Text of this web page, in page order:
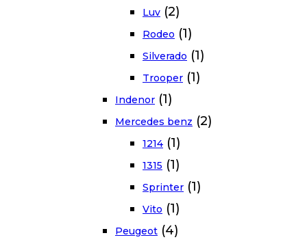
Luv (2)
Rodeo (1)
Silverado (1)
Trooper (1)
Indenor (1)
Mercedes benz (2)
1214 (1)
1315 (1)
Sprinter (1)
Vito (1)
Peugeot (4)